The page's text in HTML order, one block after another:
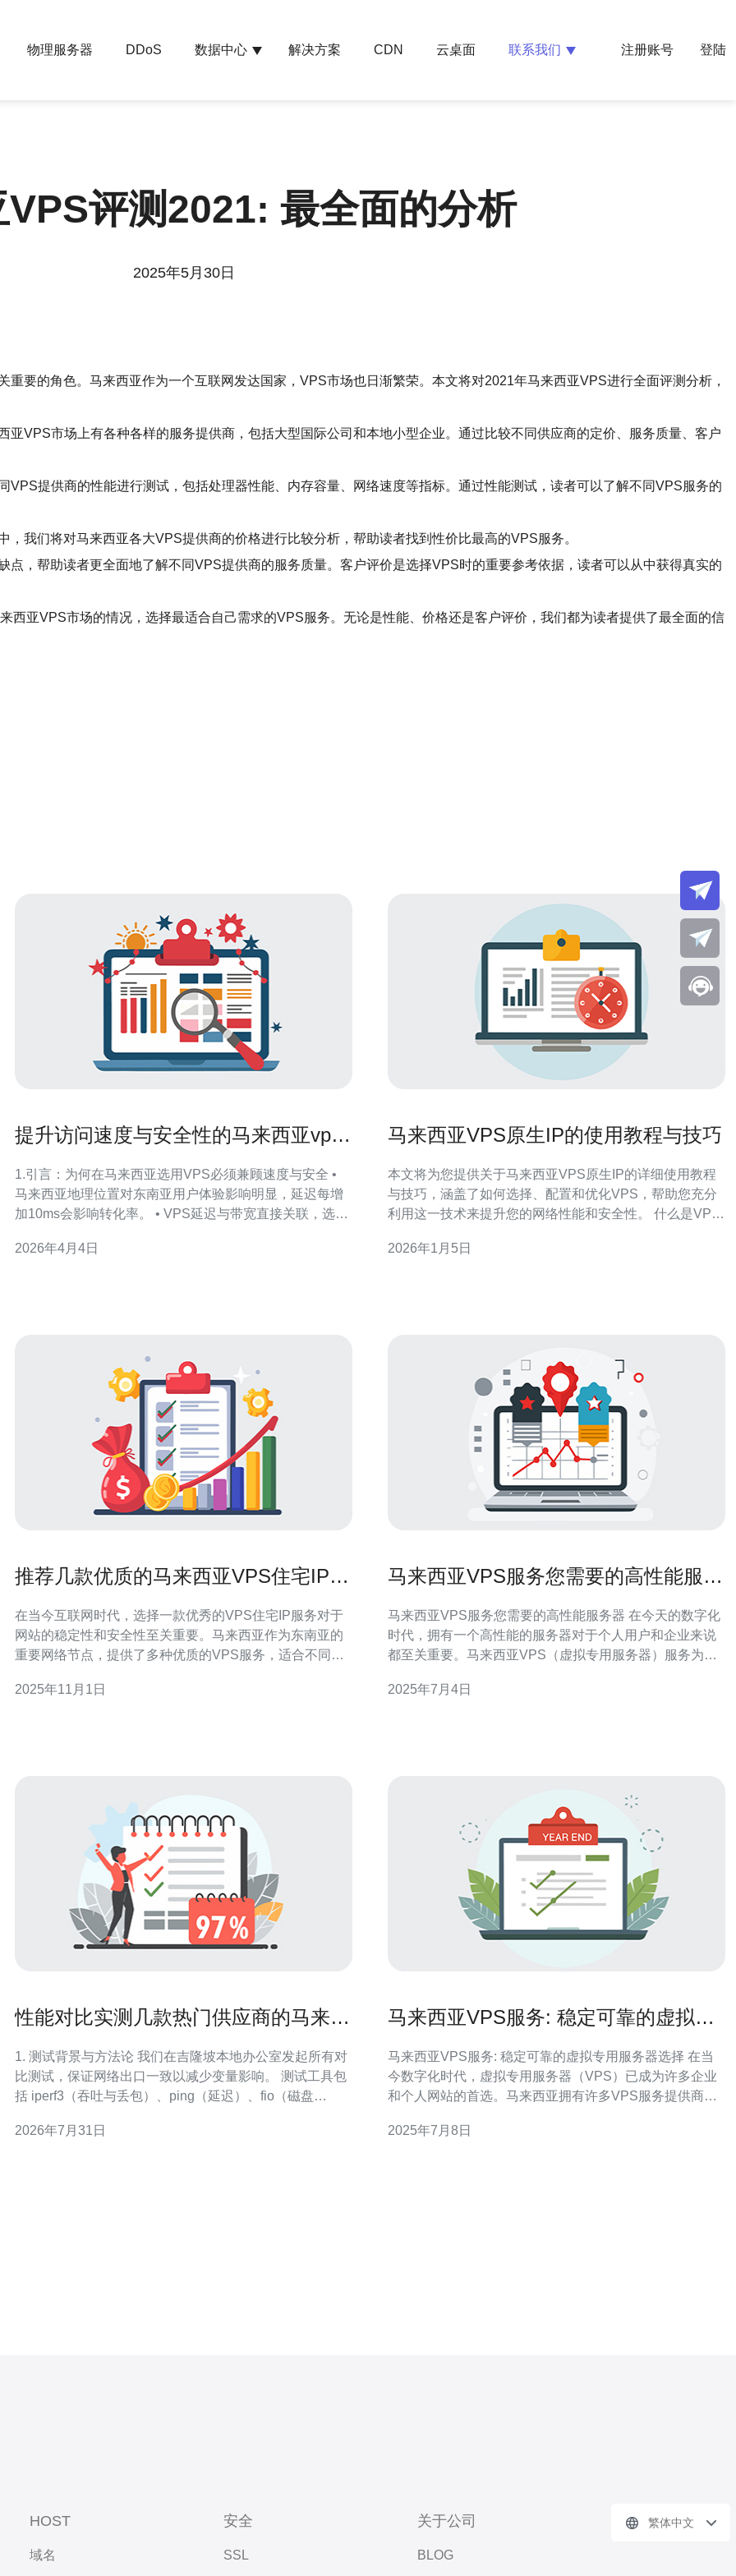
物理服务器 DDoS 数据中心 解决方案 CDN 云桌面 联系我们 注册账号 登陆
评测2021: 最全面的分析
2025年5月30日
要的角色。马来西亚作为一个互联网发达国家，VPS市场也日渐繁荣。本文将对2021年马来西亚VPS进行全面评测分析，
VPS市场上有各种各样的服务提供商，包括大型国际公司和本地小型企业。通过比较不同供应商的定价、服务质量、客户
提供商的性能进行测试，包括处理器性能、内存容量、网络速度等指标。通过性能测试，读者可以了解不同VPS服务的
我们将对马来西亚各大VPS提供商的价格进行比较分析，帮助读者找到性价比最高的VPS服务。
，帮助读者更全面地了解不同VPS提供商的服务质量。客户评价是选择VPS时的重要参考依据，读者可以从中获得真实的
西亚VPS市场的情况，选择最适合自己需求的VPS服务。无论是性能、价格还是客户评价，我们都为读者提供了最全面的信
提升访问速度与安全性的马来西亚vps
1.引言：为何在马来西亚选用VPS必须兼顾速度与安全 •
马来西亚地理位置对东南亚用户体验影响明显，延迟每增
加10ms会影响转化率。 • VPS延迟与带宽直接关联，选择
DDoS）会瞬间耗尽带宽并导致服务中断。 • 合理的优化能
2026年4月4日
马来西亚VPS原生IP的使用教程与技巧
本文将为您提供关于马来西亚VPS原生IP的详细使用教程
与技巧，涵盖了如何选择、配置和优化VPS，帮助您充分
利用这一技术来提升您的网络性能和安全性。 什么是VPS
配的独立IP地址。与共享IP地址不同，原生IP能够为用户
2026年1月5日
推荐几款优质的马来西亚VPS住宅IP服
在当今互联网时代，选择一款优秀的VPS住宅IP服务对于
网站的稳定性和安全性至关重要。马来西亚作为东南亚的
重要网络节点，提供了多种优质的VPS服务，适合不同需
IP服务，助您在选择时更具参考价值。 为什么选择马来西
2025年11月1日
马来西亚VPS服务您需要的高性能服务
马来西亚VPS服务您需要的高性能服务器 在今天的数字化
时代，拥有一个高性能的服务器对于个人用户和企业来说
都至关重要。马来西亚VPS（虚拟专用服务器）服务为您
种需求。 马来西亚VPS拥有许多优势，使其成为您的首选
2025年7月4日
性能对比实测几款热门供应商的马来西
1. 测试背景与方法论 我们在吉隆坡本地办公室发起所有对
比测试，保证网络出口一致以减少变量影响。 测试工具包
括 iperf3（吞吐与丢包）、ping（延迟）、fio（磁盘
发）。 测试周期为 2026 年 6 月前后，对比对象包含本地
2026年7月31日
马来西亚VPS服务: 稳定可靠的虚拟专
马来西亚VPS服务: 稳定可靠的虚拟专用服务器选择 在当
今数字化时代，虚拟专用服务器（VPS）已成为许多企业
和个人网站的首选。马来西亚拥有许多VPS服务提供商，
线和高效运行。 马来西亚VPS服务在亚洲地区享有盛誉，
2025年7月8日
HOST
域名
安全
SSL
关于公司
BLOG
繁体中文